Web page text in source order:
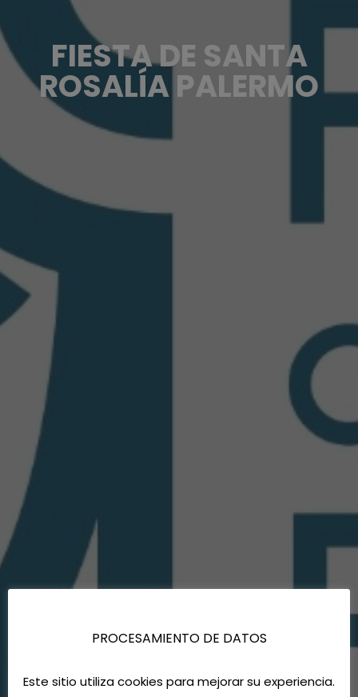
FIESTA DE SANTA
ROSALÍA PALERMO
PROCESAMIENTO DE DATOS
Este sitio utiliza cookies para mejorar su experiencia.